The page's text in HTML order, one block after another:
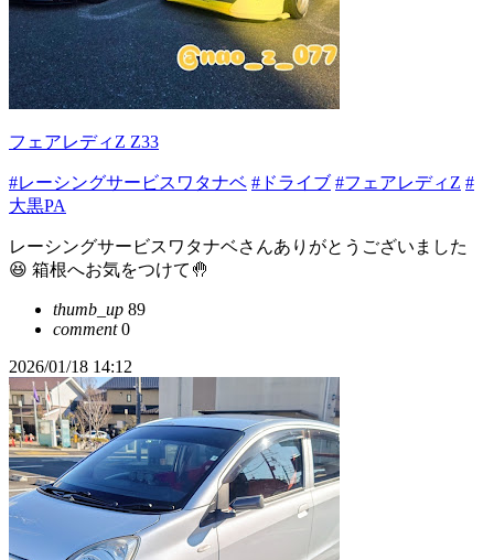
フェアレディZ Z33
#レーシングサービスワタナベ #ドライブ #フェアレディZ #
大黒PA
レーシングサービスワタナベさんありがとうございました
😆 箱根へお気をつけて🤚
thumb_up 89
comment0
2026/01/18 14:12